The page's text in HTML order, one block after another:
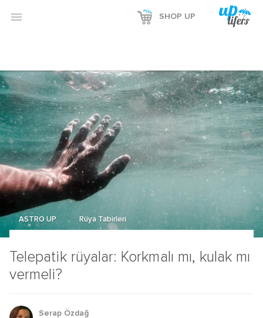
 SHOP UP
Telepatik rüyalar: Korkmalı mı, kulak mı
vermeli?
ASTRO UP Rüya Tabirleri
Serap Özdağ